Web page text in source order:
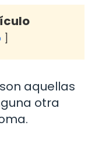
aquellas
otra